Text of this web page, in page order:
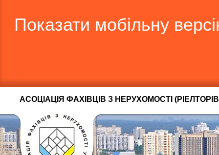
Показати мобільну
АСОЦІАЦІЯ ФАХІВЦІВ З НЕРУХОМОСТІ